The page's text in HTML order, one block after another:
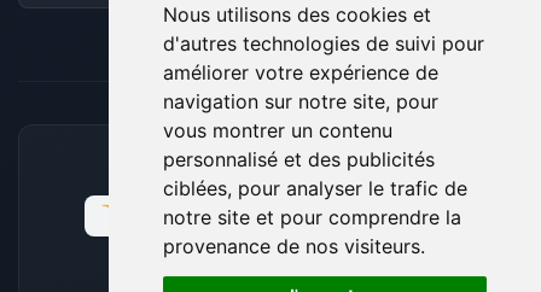
Nous utilisons des cookies et
d'autres technologies de suivi pour
améliorer votre expérience de
navigation sur notre site, pour
vous montrer un contenu
personnalisé et des publicités
ciblées, pour analyser le trafic de
notre site et pour comprendre la
provenance de nos visiteurs.
MOYENS DE PAIEMENT ACCEPTÉS